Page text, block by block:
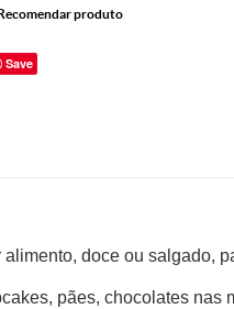
produto
Save
doce ou salgado,
pães, chocolates nas